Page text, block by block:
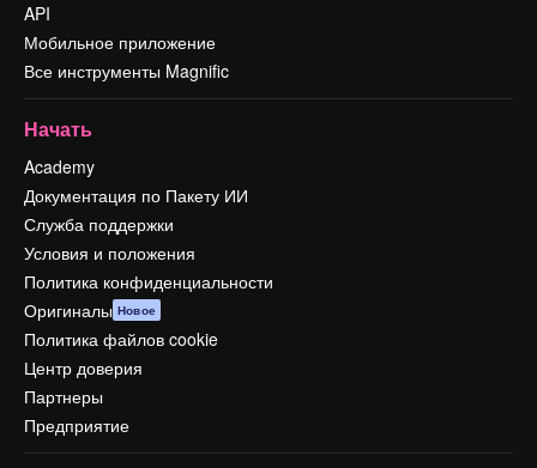
API
Мобильное приложение
Все инструменты Magnific
Начать
Academy
Документация по Пакету ИИ
Служба поддержки
Условия и положения
Политика конфиденциальности
Оригиналы Новое
Политика файлов cookie
Центр доверия
Партнеры
Предприятие